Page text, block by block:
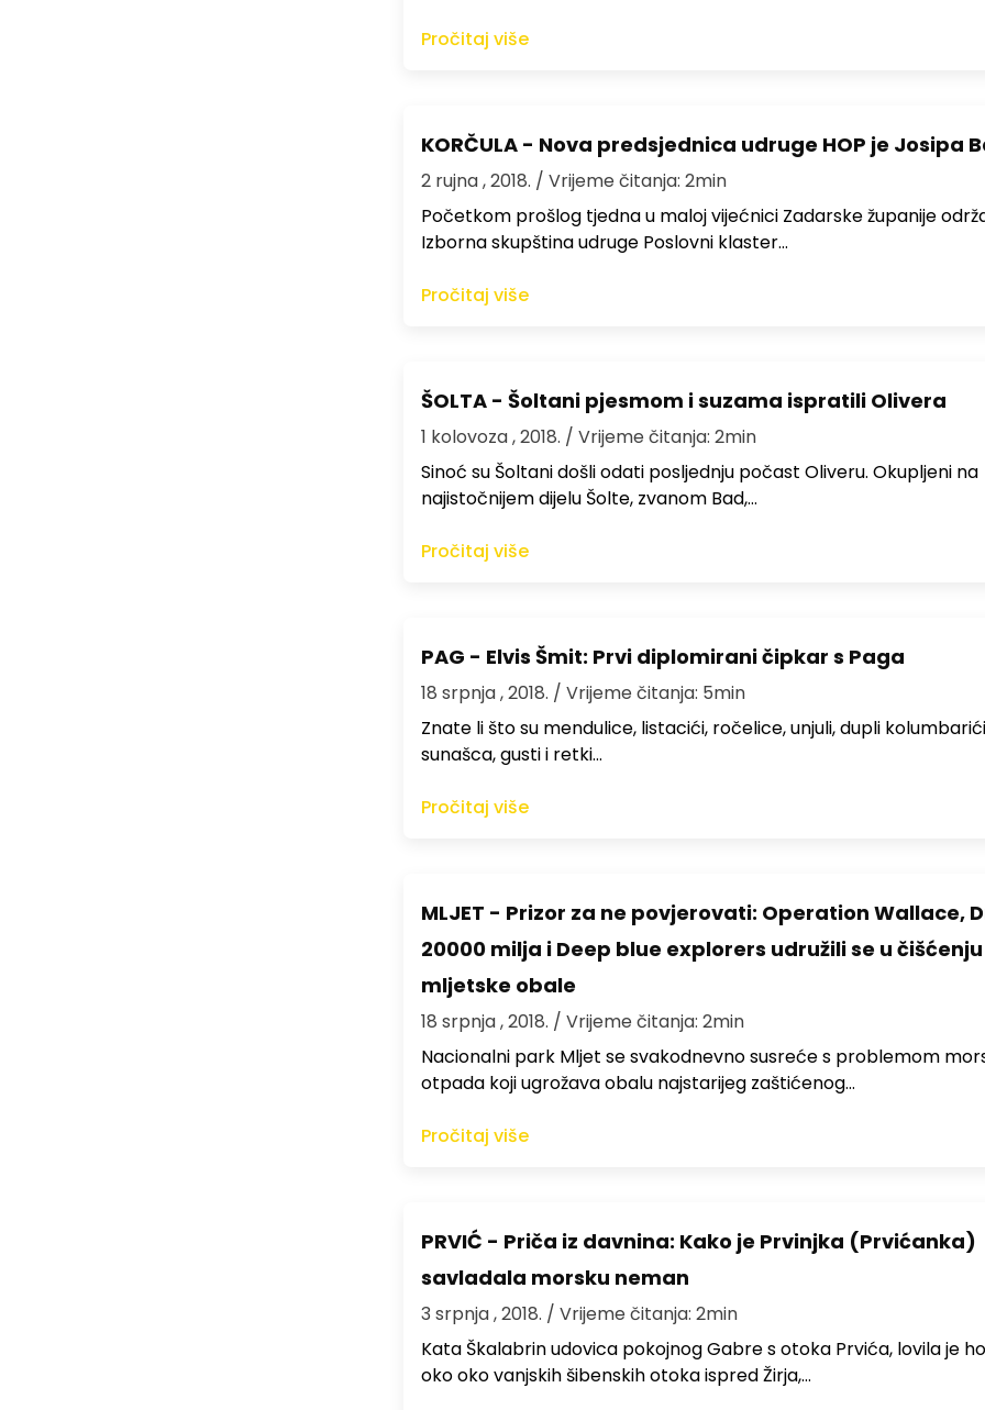
Pročitaj više
KORČULA - Nova predsjednica udruge HOP je Josipa
2 rujna , 2018. / Vrijeme čitanja: 2min
Početkom prošlog tjedna u maloj vijećnici Zadarske županije
Izborna skupština udruge Poslovni klaster…
Pročitaj više
ŠOLTA - Šoltani pjesmom i suzama ispratili Olivera
1 kolovoza , 2018. / Vrijeme čitanja: 2min
Sinoć su Šoltani došli odati posljednju počast Oliveru. Okupljeni na
najistočnijem dijelu Šolte, zvanom Bad,…
Pročitaj više
PAG - Elvis Šmit: Prvi diplomirani čipkar s Paga
18 srpnja , 2018. / Vrijeme čitanja: 5min
Znate li što su mendulice, listacići, ročelice, unjuli, dupli
sunašca, gusti i retki…
Pročitaj više
MLJET - Prizor za ne povjerovati: Operation Wallace,
20000 milja i Deep blue explorers udružili se u čišćenju
mljetske obale
18 srpnja , 2018. / Vrijeme čitanja: 2min
Nacionalni park Mljet se svakodnevno susreće s problemom
otpada koji ugrožava obalu najstarijeg zaštićenog…
Pročitaj više
PRVIĆ - Priča iz davnina: Kako je Prvinjka (Prvićanka)
savladala morsku neman
3 srpnja , 2018. / Vrijeme čitanja: 2min
Kata Škalabrin udovica pokojnog Gabre s otoka Prvića, lovila je
oko oko vanjskih šibenskih otoka ispred Žirja,…